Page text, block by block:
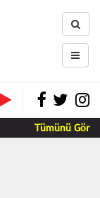
Tümünü Gör